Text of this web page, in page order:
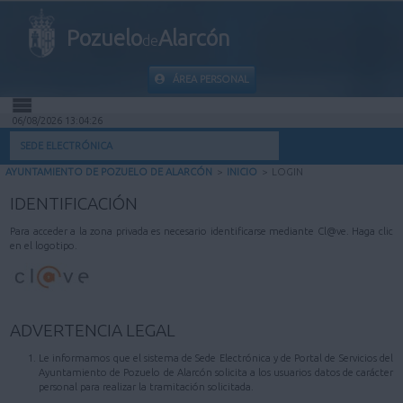
PozuelodeAlarcón
ÁREA PERSONAL
INICIO
MI CARPETA
INFORMACIÓN MUNICIPAL
AYUDA
06/08/2026 13:04:26
SEDE ELECTRÓNICA
AYUNTAMIENTO DE POZUELO DE ALARCÓN > INICIO > LOGIN
IDENTIFICACIÓN
Para acceder a la zona privada es necesario identificarse mediante Cl@ve. Haga clic
en el logotipo.
ADVERTENCIA LEGAL
Le informamos que el sistema de Sede Electrónica y de Portal de Servicios del
Ayuntamiento de Pozuelo de Alarcón solicita a los usuarios datos de carácter
personal para realizar la tramitación solicitada.